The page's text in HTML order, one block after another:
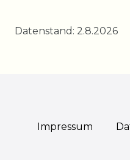
Datenstand: 2.8.2026
Impressum